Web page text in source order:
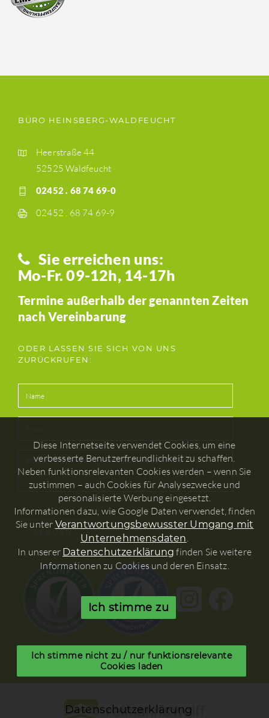
BÜRO HEINSBERG-WALDFEUCHT
Heerstraße 44
52525 Waldfeucht
02452 . 68 74 69-0
02452 . 68 74 69-9
Sie erreichen uns:
Mo-Fr. 09-12h, 14-17h
Termine außerhalb der genannten Zeiten
nach Vereinbarung
ODER LASSEN SIE SICH VON UNS
ZURÜCKRUFEN:
Diese Internetseite verwendet Cookies, um eine
verbesserte Benutzerfreundlichkeit zu schaffen.
Neben funktionsrelevanten Cookies werden – wenn Sie
zustimmen – auch Cookies für Analysezwecke und
personalisierte Werbung eingesetzt.
Informationen dazu, wie Google Daten verwendet, finden
Sie unter Verantwortungsbewusster Umgang mit
Unternehmensdaten.
In unserer Datenschutzerklärung finden Sie weitere
Informationen zu Cookies und deren Einsatz.
Ich stimme zu
Ich stimme nicht zu / nur funktionsrelevante
Cookies laden
Datenschutzerklärung